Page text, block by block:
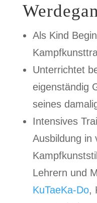
Als Kind
Unterrichtet
eigenständig
seines
Intensives
Ausbildung in
Lehrern und
KuTaeKa-Do,